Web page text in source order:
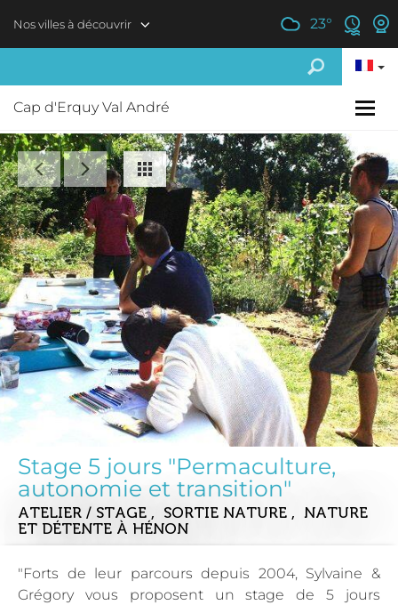
Nos villes à découvrir 23°
Cap d'Erquy Val André
Stage 5 jours "Permaculture,
autonomie et transition"
ATELIER / STAGE , SORTIE NATURE , NATURE
ET DÉTENTE À HÉNON
"Forts de leur parcours depuis 2004, Sylvaine &
Grégory vous proposent un stage de 5 jours